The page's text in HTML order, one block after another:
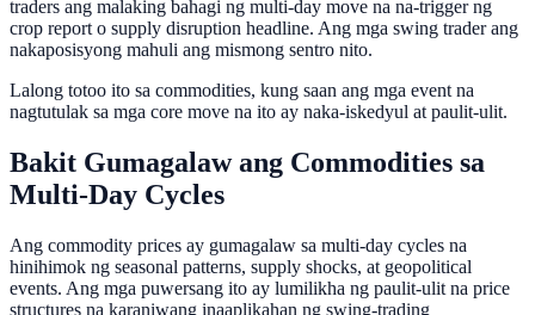
traders ang malaking bahagi ng multi-day move na na-trigger ng
crop report o supply disruption headline. Ang mga swing trader ang
nakaposisyong mahuli ang mismong sentro nito.
Lalong totoo ito sa commodities, kung saan ang mga event na
nagtutulak sa mga core move na ito ay naka-iskedyul at paulit-ulit.
Bakit Gumagalaw ang Commodities sa
Multi-Day Cycles
Ang commodity prices ay gumagalaw sa multi-day cycles na
hinihimok ng seasonal patterns, supply shocks, at geopolitical
events. Ang mga puwersang ito ay lumilikha ng paulit-ulit na price
structures na karaniwang inaaplikahan ng swing-trading